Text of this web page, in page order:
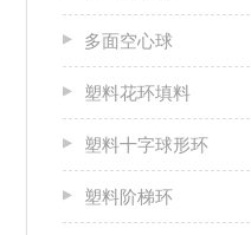
多面空心球
塑料花环填料
塑料十字球形环
塑料阶梯环